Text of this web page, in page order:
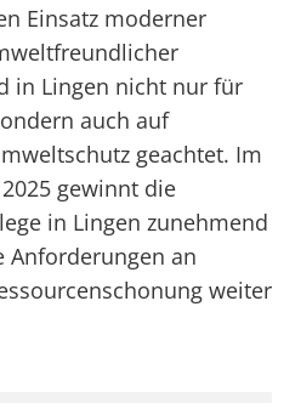
Einsatz moderner
in Lingen nicht nur für
auch auf
geachtet. Im
gewinnt die
in Lingen zunehmend
Anforderungen an
weiter